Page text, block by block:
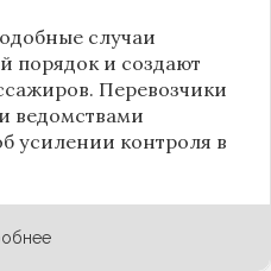
случаи
порядок и создают
Перевозчики
ведомствами
усилении контроля в